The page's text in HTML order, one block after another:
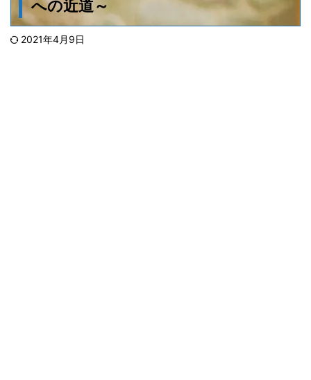
への近道～
2021年4月9日